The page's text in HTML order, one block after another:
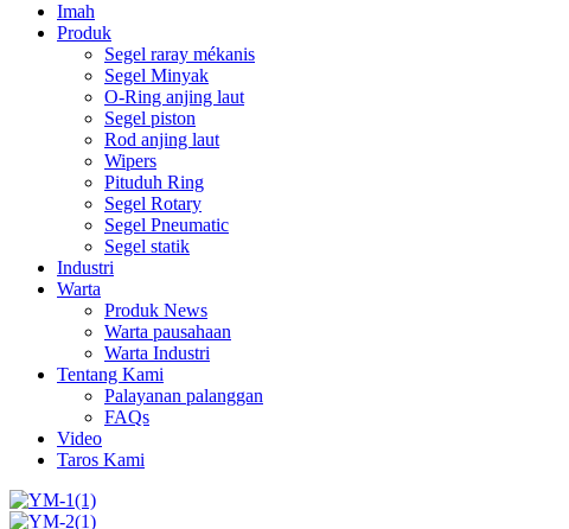
Imah
Produk
Segel raray mékanis
Segel Minyak
O-Ring anjing laut
Segel piston
Rod anjing laut
Wipers
Pituduh Ring
Segel Rotary
Segel Pneumatic
Segel statik
Industri
Warta
Produk News
Warta pausahaan
Warta Industri
Tentang Kami
Palayanan palanggan
FAQs
Video
Taros Kami